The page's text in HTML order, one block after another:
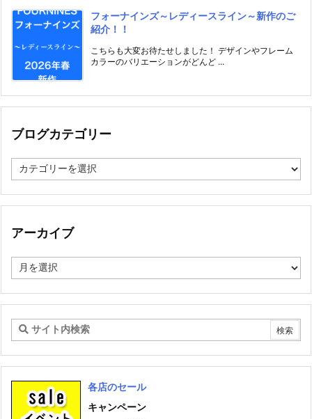
フォーナインズ～レディースライン～新作のご
紹介！！
こちらも大変お待たせしました！ デザインやフレーム
カラーのバリエーションがどんど ...
ブログカテゴリー
ロ
カ
ゴ
ー
アーカイブ
ー
イ
各店のセール
キャンペーン